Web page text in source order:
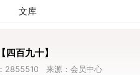
文库
百九十】
2855510 来源：会员中心